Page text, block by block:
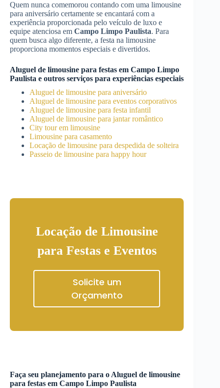
Quem nunca comemorou contando com uma limousine
para aniversário certamente se encantará com a
experiência proporcionada pelo veículo de luxo e
equipe atenciosa em Campo Limpo Paulista. Para
quem busca algo diferente, a festa na limousine
proporciona momentos especiais e divertidos.
Aluguel de limousine para festas em Campo Limpo
Paulista e outros serviços para experiências especiais
Aluguel de limousine para aniversário
Aluguel de limousine para eventos corporativos
Aluguel de limousine para festa infantil
Aluguel de limousine para jantar romântico
City tour em limousine
Limousine para casamento
Locação de limousine para despedida de solteira
Passeio de limousine para happy hour
Locação de Limousine
para Festas e Eventos
Solicite um
Orçamento
Faça seu planejamento para o Aluguel de limousine
para festas em Campo Limpo Paulista